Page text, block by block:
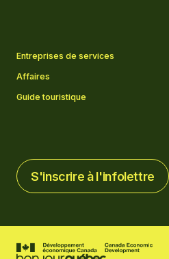
Entreprises de services
Affaires
Guide touristique
S'inscrire à l'infolettre
S'inscrire à l'infolettre